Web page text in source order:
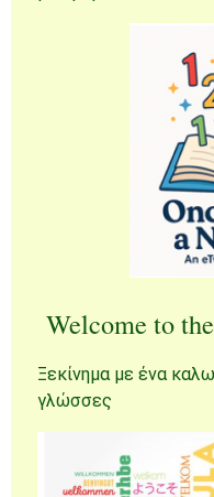
Welcome to
Ξεκίνημα με ένα
γλώσσες